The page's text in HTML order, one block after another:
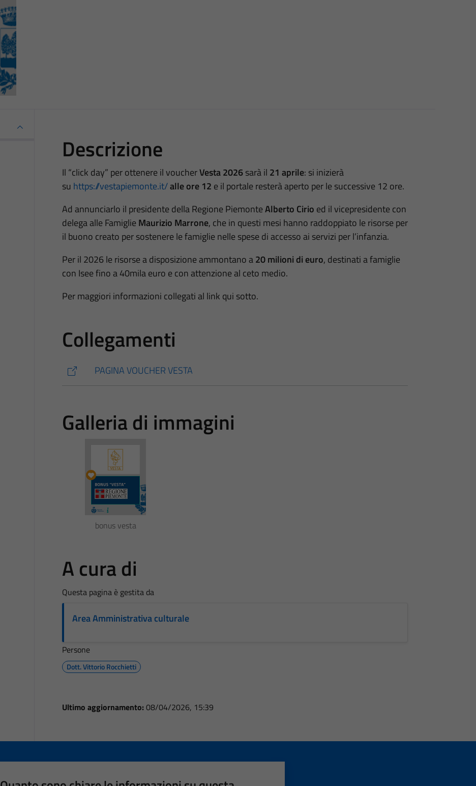
Descrizione
Il “click day” per ottenere il voucherVesta2026sarà il 21 aprile: si inizierà
su https://vestapiemonte.it/alleore 12 e il portale resterà aperto per le successive 12 ore.
Ad annunciarlo il presidente della Regione PiemonteAlberto Cirio ed il vicepresidente con
delega alle Famiglie Maurizio Marrone, che in questi mesi hanno raddoppiato le risorse per
il buono creato per sostenere le famiglie nelle spese di accesso ai servizi per l’infanzia.
Per il 2026 le risorse a disposizione ammontano a20 milioni di euro, destinati a famiglie
con Isee fino a 40mila euro e con attenzione al ceto medio.
Per maggiori informazioni collegati al link qui sotto.
Collegamenti
PAGINA VOUCHER VESTA
Galleria di immagini
bonus vesta
A cura di
Questa pagina è gestita da
Area Amministrativa culturale
Persone
Dott. Vittorio Rocchietti
Ultimo aggiornamento: 08/04/2026, 15:39